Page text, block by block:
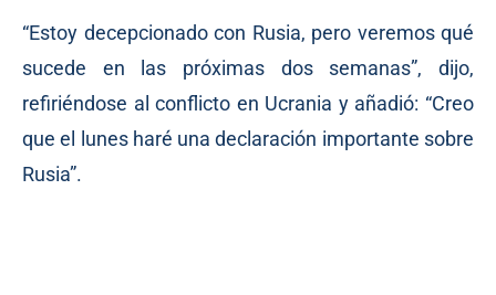
“Estoy decepcionado con Rusia, pero veremos qué
sucede en las próximas dos semanas”, dijo,
refiriéndose al conflicto en Ucrania y añadió: “Creo
que el lunes haré una declaración importante sobre
Rusia”.